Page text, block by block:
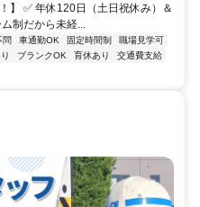
】 ✅ 年休120日（土日祝休み）＆
制だから未経...
問 車通勤OK 固定時間制
職場見学可
ブランクOK 育休あり
交通費支給